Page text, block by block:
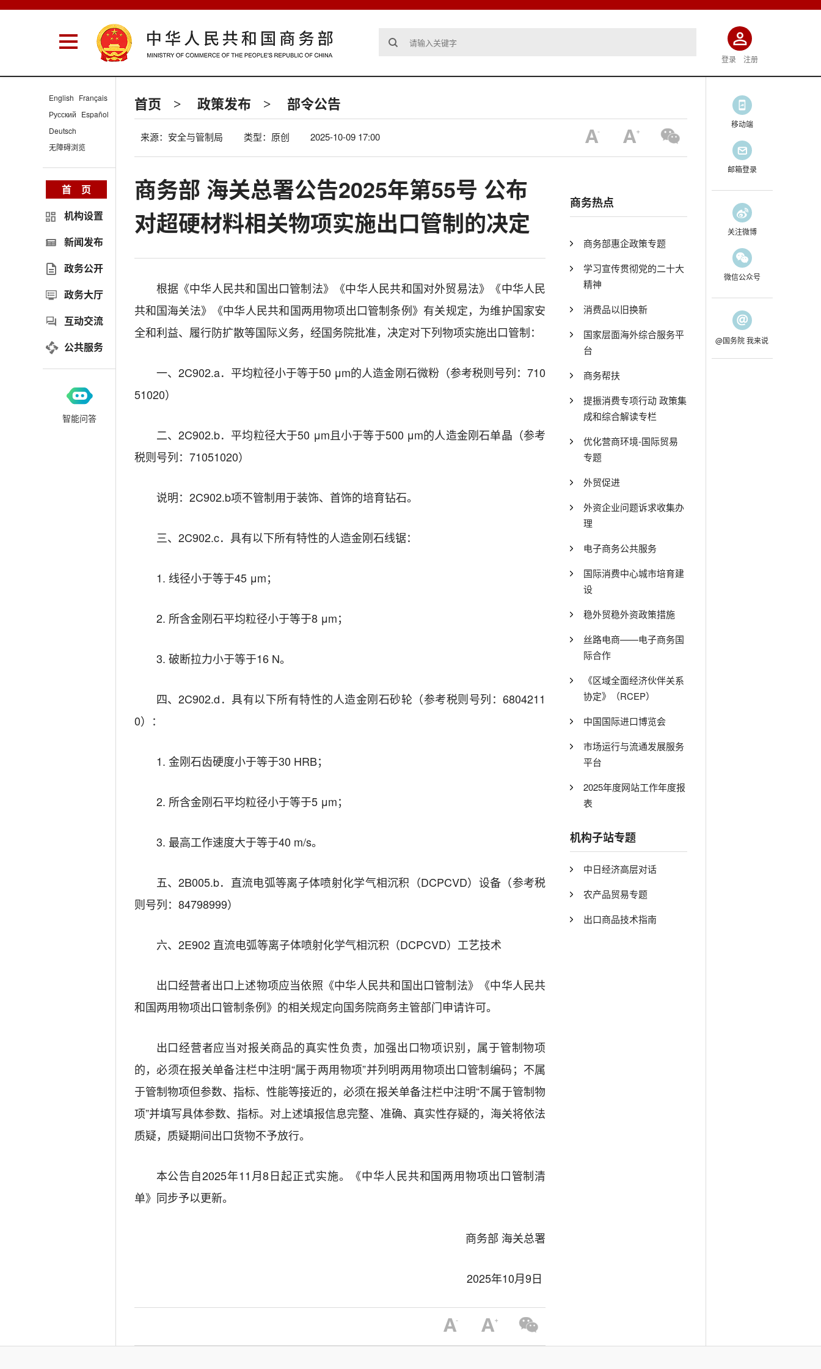
登录 注册
首页 > 政策发布 > 部令公告
来源：安全与管制局 类型：原创 2025-10-09 17:00
商务部 海关总署公告2025年第55号 公布
对超硬材料相关物项实施出口管制的决定
根据《中华人民共和国出口管制法》《中华人民共和国对外贸易法》《中华人民
共和国海关法》《中华人民共和国两用物项出口管制条例》有关规定，为维护国家安
全和利益、履行防扩散等国际义务，经国务院批准，决定对下列物项实施出口管制：
一、2C902.a．平均粒径小于等于50 μm的人造金刚石微粉（参考税则号列：710
51020）
二、2C902.b．平均粒径大于50 μm且小于等于500 μm的人造金刚石单晶（参考
税则号列：71051020）
说明：2C902.b项不管制用于装饰、首饰的培育钻石。
三、2C902.c．具有以下所有特性的人造金刚石线锯：
1. 线径小于等于45 μm；
2. 所含金刚石平均粒径小于等于8 μm；
3. 破断拉力小于等于16 N。
四、2C902.d．具有以下所有特性的人造金刚石砂轮（参考税则号列：6804211
0）：
1. 金刚石齿硬度小于等于30 HRB；
2. 所含金刚石平均粒径小于等于5 μm；
3. 最高工作速度大于等于40 m/s。
五、2B005.b．直流电弧等离子体喷射化学气相沉积（DCPCVD）设备（参考税
则号列：84798999）
六、2E902 直流电弧等离子体喷射化学气相沉积（DCPCVD）工艺技术
出口经营者出口上述物项应当依照《中华人民共和国出口管制法》《中华人民共
和国两用物项出口管制条例》的相关规定向国务院商务主管部门申请许可。
出口经营者应当对报关商品的真实性负责，加强出口物项识别，属于管制物项
的，必须在报关单备注栏中注明“属于两用物项”并列明两用物项出口管制编码；不属
于管制物项但参数、指标、性能等接近的，必须在报关单备注栏中注明“不属于管制物
项”并填写具体参数、指标。对上述填报信息完整、准确、真实性存疑的，海关将依法
质疑，质疑期间出口货物不予放行。
本公告自2025年11月8日起正式实施。《中华人民共和国两用物项出口管制清
单》同步予以更新。
商务部 海关总署
2025年10月9日
商务热点
商务部惠企政策专题
学习宣传贯彻党的二十大
精神
消费品以旧换新
国家层面海外综合服务平
台
商务帮扶
提振消费专项行动 政策集
成和综合解读专栏
优化营商环境-国际贸易
专题
外贸促进
外资企业问题诉求收集办
理
电子商务公共服务
国际消费中心城市培育建
设
稳外贸稳外资政策措施
丝路电商——电子商务国
际合作
《区域全面经济伙伴关系
协定》（RCEP）
中国国际进口博览会
市场运行与流通发展服务
平台
2025年度网站工作年度报
表
机构子站专题
中日经济高层对话
农产品贸易专题
出口商品技术指南
English Français
Русский Español
Deutsch
无障碍浏览
首 页
机构设置
新闻发布
政务公开
政务大厅
互动交流
公共服务
智能问答
移动端
邮箱登录
关注微博
微信公众号
@国务院 我来说